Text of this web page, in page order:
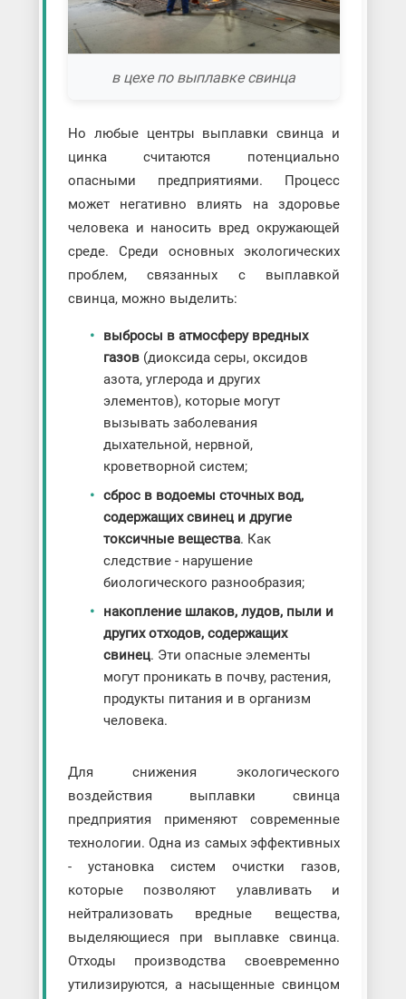
в цехе по выплавке свинца
Но любые центры выплавки свинца и
цинка считаются потенциально
опасными предприятиями. Процесс
может негативно влиять на здоровье
человека и наносить вред окружающей
среде. Среди основных экологических
проблем, связанных с выплавкой
свинца, можно выделить:
выбросы в атмосферу вредных
газов(диоксида серы, оксидов
азота, углерода и других
элементов), которые могут
вызывать заболевания
дыхательной, нервной,
кроветворной систем;
сброс в водоемы сточных вод,
содержащих свинец и другие
токсичные вещества. Как
следствие - нарушение
биологического разнообразия;
накопление шлаков, лудов, пыли и
других отходов, содержащих
свинец. Эти опасные элементы
могут проникать в почву, растения,
продукты питания и в организм
человека.
Для снижения экологического
воздействия выплавки свинца
предприятия применяют современные
технологии. Одна из самых эффективных
- установка систем очистки газов,
которые позволяют улавливать и
нейтрализовать вредные вещества,
выделяющиеся при выплавке свинца.
Отходы производства своевременно
утилизируются, а насыщенные свинцом